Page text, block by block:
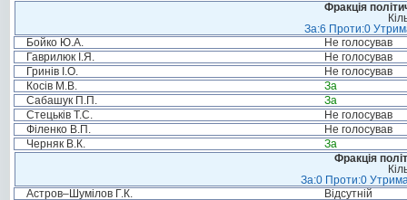
Фракція
За:6 Проти:0
Бойко Ю.А.
Не голосував
Гаврилюк І.Я.
Не голосував
Гринів І.О.
Не голосував
Косів М.В.
За
Сабашук П.П.
За
Стецьків Т.С.
Не голосував
Філенко В.П.
Не голосував
Черняк В.К.
За
Фракція
За:0 Проти:0
Астров–Шумілов Г.К.
Відсутній